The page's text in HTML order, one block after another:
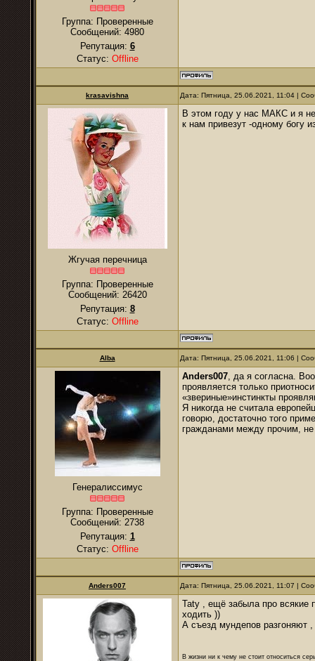
Группа: Проверенные
Сообщений: 4980
Репутация: 6
Статус: Offline
krasavishna Дата: Пятница, 25.06.2021, 11:04 |
Жгучая перечница
Группа: Проверенные
Сообщений: 26420
Репутация: 8
Статус: Offline
В этом году у нас МАКС и я
к нам привезут -одному богу
Alba Дата: Пятница, 25.06.2021, 11:06 |
Генералиссимус
Группа: Проверенные
Сообщений: 2738
Репутация: 1
Статус: Offline
Anders007, да я согласна.
проявляется только
«звериные»инстинкты
Я никогда не считала
говорю, достаточно того
гражданами между прочим,
Anders007 Дата: Пятница, 25.06.2021, 11:07 |
Taty , ещё забыла про всякие
ходить ))
А съезд мундепов разгоняют
В жизни ни к чему не стоит относиться